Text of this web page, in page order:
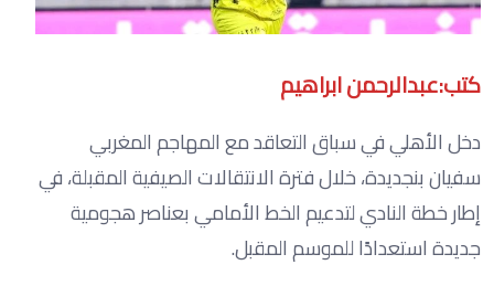
كتب:عبدالرحمن ابراهيم
دخل الأهلي في سباق التعاقد مع المهاجم المغربي
سفيان بنجديدة، خلال فترة الانتقالات الصيفية المقبلة، في
إطار خطة النادي لتدعيم الخط الأمامي بعناصر هجومية
جديدة استعدادًا للموسم المقبل.